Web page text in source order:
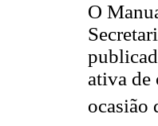
O
ativa de
ocasião